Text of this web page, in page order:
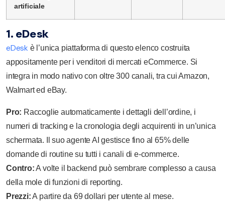
artificiale
1. eDesk
eDesk è l’unica piattaforma di questo elenco costruita
appositamente per i venditori di mercati eCommerce. Si
integra in modo nativo con oltre 300 canali, tra cui Amazon,
Walmart ed eBay.
Pro: Raccoglie automaticamente i dettagli dell’ordine, i
numeri di tracking e la cronologia degli acquirenti in un’unica
schermata. Il suo agente AI gestisce fino al 65% delle
domande di routine su tutti i canali di e-commerce.
Contro:A volte il backend può sembrare complesso a causa
della mole di funzioni di reporting.
Prezzi:A partire da 69 dollari per utente al mese.